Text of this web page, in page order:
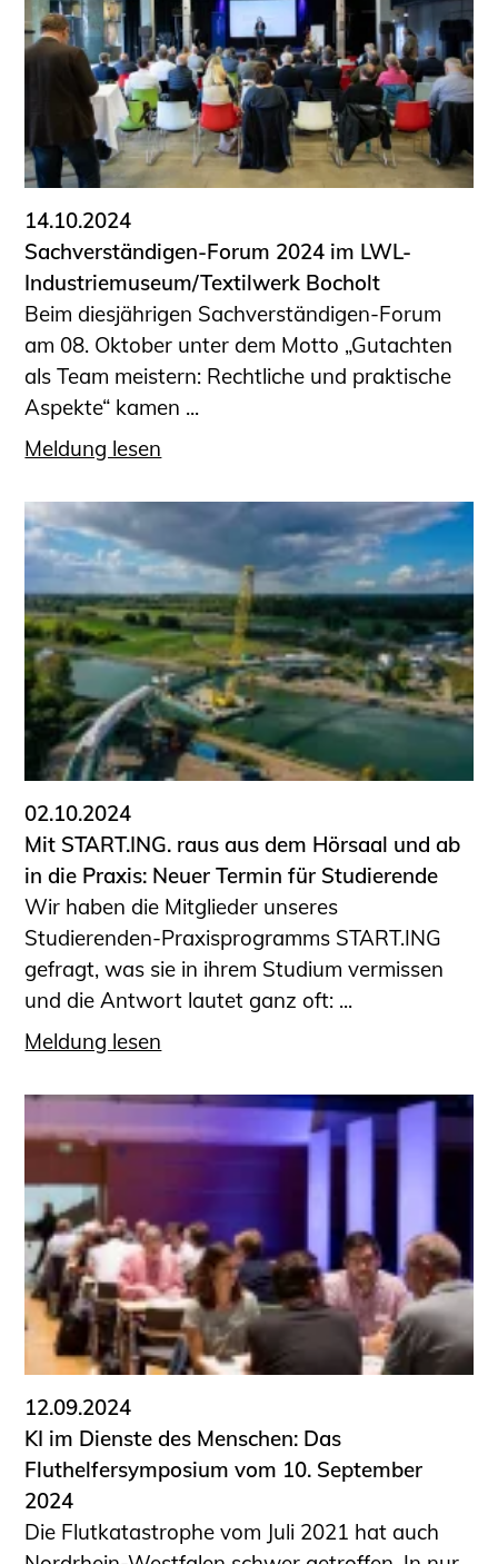
14.10.2024
Sachverständigen-Forum 2024 im LWL-
Industriemuseum/Textilwerk Bocholt
Beim diesjährigen Sachverständigen-Forum
am 08. Oktober unter dem Motto „Gutachten
als Team meistern: Rechtliche und praktische
Aspekte“ kamen ...
Meldung lesen
02.10.2024
Mit START.ING. raus aus dem Hörsaal und ab
in die Praxis: Neuer Termin für Studierende
Wir haben die Mitglieder unseres
Studierenden-Praxisprogramms START.ING
gefragt, was sie in ihrem Studium vermissen
und die Antwort lautet ganz oft: ...
Meldung lesen
12.09.2024
KI im Dienste des Menschen: Das
Fluthelfersymposium vom 10. September
2024
Die Flutkatastrophe vom Juli 2021 hat auch